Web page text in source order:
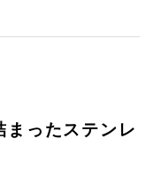
まったステンレ